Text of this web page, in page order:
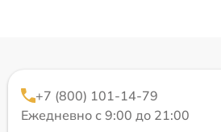
+7 (800) 101-14-79
Ежедневно с 9:00 до 21:00